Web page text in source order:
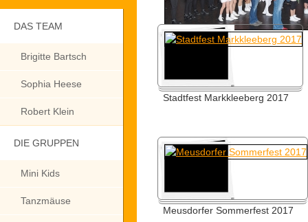
DAS TEAM
Brigitte Bartsch
Sophia Heese
Robert Klein
DIE GRUPPEN
Mini Kids
Tanzmäuse
Stadtfest Markkleeberg 2017
Meusdorfer Sommerfest 2017